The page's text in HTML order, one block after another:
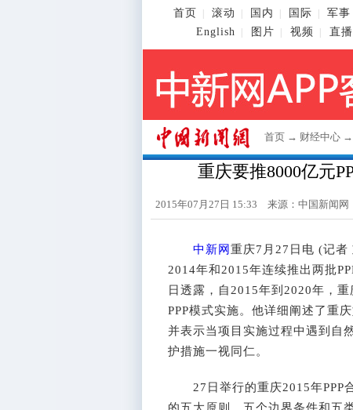
首页 滚动 国内 国际 军事
English
图片 视频 直播
首页 → 财经中心 →
重庆要推8000亿元
2015年07月27日 15:33 来源： 中国新闻网
中新网 重庆7月27日电 (记者
2014年和2015年连续推出两批
日透露，自2015年到2020年，
PPP模式实施。他详细阐述了重
并表示当项目实施过程中遇到自
护措施一视同仁。
27日举行的重庆2015年PPP合
的五大原则、五个边界条件和五